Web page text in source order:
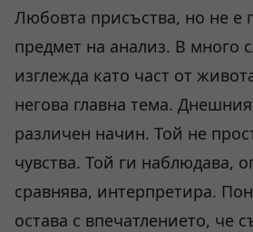
Любовта присъства, но не е
предмет на анализ. В много
изглежда като част от
негова главна тема.
различен начин. Той не
чувства. Той ги наблюдава,
сравнява, интерпретира.
остава с впечатлението, че